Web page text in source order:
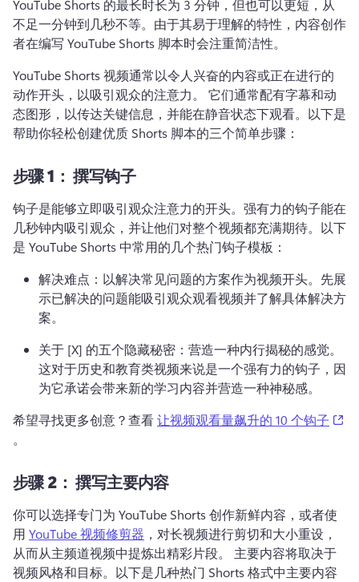
YouTube Shorts 的最长时长为 3 分钟，但也可以更短，从
不足一分钟到几秒不等。 由于其易于理解的特性，内容创作
者在编写 YouTube Shorts 脚本时会注重简洁性。
YouTube Shorts 视频通常以令人兴奋的内容或正在进行的
动作开头，以吸引观众的注意力。 它们通常配有字幕和动
态图形，以传达关键信息，并能在静音状态下观看。 以下是
帮助你轻松创建优质 Shorts 脚本的三个简单步骤：
步骤 1：撰写钩子
钩子是能够立即吸引观众注意力的开头。 强有力的钩子能在
几秒钟内吸引观众，并让他们对整个视频都充满期待。 以下
是 YouTube Shorts 中常用的几个热门钩子模板：
解决难点：以解决常见问题的方案作为视频开头。 先展
示已解决的问题能吸引观众观看视频并了解具体解决方
案。
关于 [X] 的五个隐藏秘密：营造一种内行揭秘的感觉。
这对于历史和教育类视频来说是一个强有力的钩子，因
为它承诺会带来新的学习内容并营造一种神秘感。
希望寻找更多创意？查看 让视频观看量飙升的 10 个钩子
。
步骤 2：撰写主要内容
你可以选择专门为 YouTube Shorts 创作新鲜内容，或者使
用 YouTube 视频修剪器 ，对长视频进行剪切和大小重设，
从而从主频道视频中提炼出精彩片段。 主要内容将取决于
视频风格和目标。 以下是几种热门 Shorts 格式中主要内容